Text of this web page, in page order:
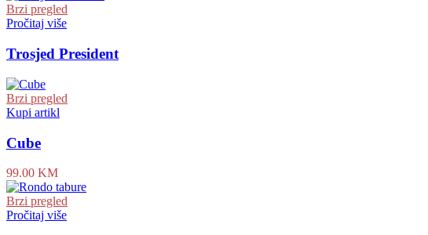
Brzi pregled
Pročitaj više
Trosjed President
Brzi pregled
Kupi artikl
Cube
99.00 KM
Brzi pregled
Pročitaj više